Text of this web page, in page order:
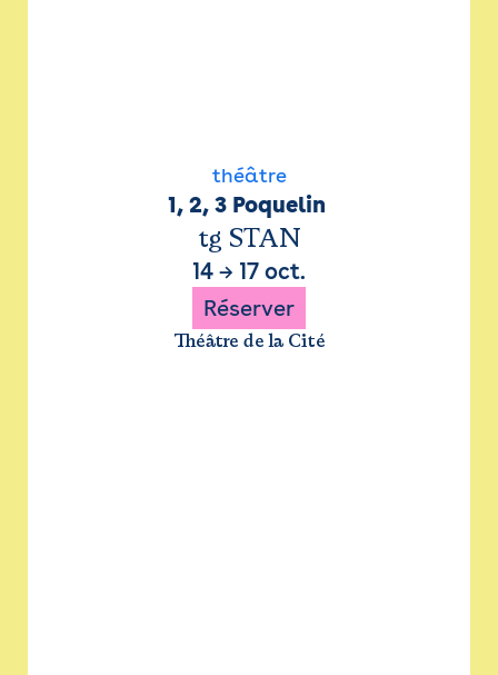
théâtre
1, 2, 3 Poquelin
tg STAN
14 → 17 oct.
Réserver
Théâtre de la Cité